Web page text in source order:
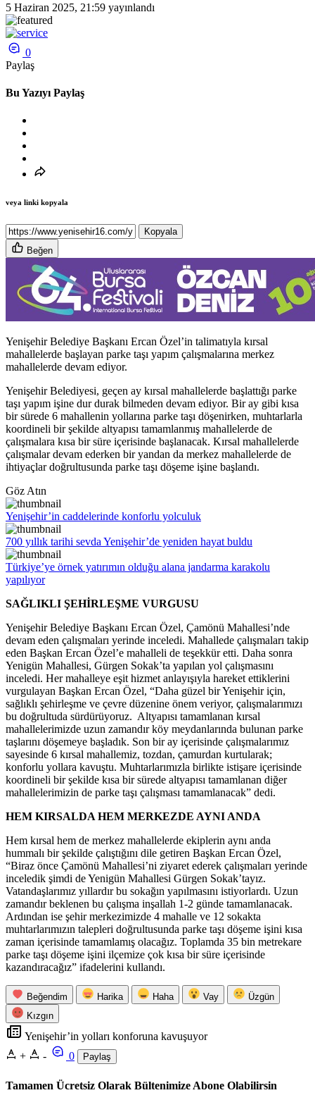
5 Haziran 2025, 21:59 yayınlandı
0
Paylaş
Bu Yazıyı Paylaş
veya linki kopyala
Kopyala
Beğen
Yenişehir Belediye Başkanı Ercan Özel’in talimatıyla kırsal
mahallelerde başlayan parke taşı yapım çalışmalarına merkez
mahallelerde devam ediyor.
Yenişehir Belediyesi, geçen ay kırsal mahallelerde başlattığı parke
taşı yapım işine dur durak bilmeden devam ediyor. Bir ay gibi kısa
bir sürede 6 mahallenin yollarına parke taşı döşenirken, muhtarlarla
koordineli bir şekilde altyapısı tamamlanmış mahallelerde de
çalışmalara kısa bir süre içerisinde başlanacak. Kırsal mahallelerde
çalışmalar devam ederken bir yandan da merkez mahallelerde de
ihtiyaçlar doğrultusunda parke taşı döşeme işine başlandı.
Göz Atın
Yenişehir’in caddelerinde konforlu yolculuk
700 yıllık tarihi sevda Yenişehir’de yeniden hayat buldu
Türkiye’ye örnek yatırımın olduğu alana jandarma karakolu
yapılıyor
SAĞLIKLI ŞEHİRLEŞME VURGUSU
Yenişehir Belediye Başkanı Ercan Özel, Çamönü Mahallesi’nde
devam eden çalışmaları yerinde inceledi. Mahallede çalışmaları takip
eden Başkan Ercan Özel’e mahalleli de teşekkür etti. Daha sonra
Yenigün Mahallesi, Gürgen Sokak’ta yapılan yol çalışmasını
inceledi. Her mahalleye eşit hizmet anlayışıyla hareket ettiklerini
vurgulayan Başkan Ercan Özel, “Daha güzel bir Yenişehir için,
sağlıklı şehirleşme ve çevre düzenine önem veriyor, çalışmalarımızı
bu doğrultuda sürdürüyoruz. Altyapısı tamamlanan kırsal
mahallelerimizde uzun zamandır köy meydanlarında bulunan parke
taşlarını döşemeye başladık. Son bir ay içerisinde çalışmalarımız
sayesinde 6 kırsal mahallemiz, tozdan, çamurdan kurtularak;
konforlu yollara kavuştu. Muhtarlarımızla birlikte istişare içerisinde
koordineli bir şekilde kısa bir sürede altyapısı tamamlanan diğer
mahallelerimizin de parke taşı çalışması tamamlanacak” dedi.
HEM KIRSALDA HEM MERKEZDE AYNI ANDA
Hem kırsal hem de merkez mahallelerde ekiplerin aynı anda
hummalı bir şekilde çalıştığını dile getiren Başkan Ercan Özel,
“Biraz önce Çamönü Mahallesi’ni ziyaret ederek çalışmaları yerinde
inceledik şimdi de Yenigün Mahallesi Gürgen Sokak’tayız.
Vatandaşlarımız yıllardır bu sokağın yapılmasını istiyorlardı. Uzun
zamandır beklenen bu çalışma inşallah 1-2 günde tamamlanacak.
Ardından ise şehir merkezimizde 4 mahalle ve 12 sokakta
muhtarlarımızın talepleri doğrultusunda parke taşı döşeme işini kısa
zaman içerisinde tamamlamış olacağız. Toplamda 35 bin metrekare
parke taşı döşeme işini ilçemize çok kısa bir süre içerisinde
kazandıracağız” ifadelerini kullandı.
Beğendim Harika Haha Vay
Üzgün
Kızgın
Yenişehir’in yolları konforuna kavuşuyor
+
- 0 Paylaş
Tamamen Ücretsiz Olarak Bültenimize Abone Olabilirsin